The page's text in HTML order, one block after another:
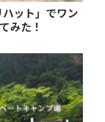
ハット」でワン
みた！